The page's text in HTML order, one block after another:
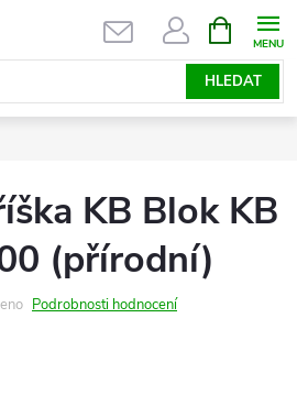
HLEDAT
NÁKUPNÍ
KOŠÍK
KB Blok KB
(přírodní)
Podrobnosti hodnocení